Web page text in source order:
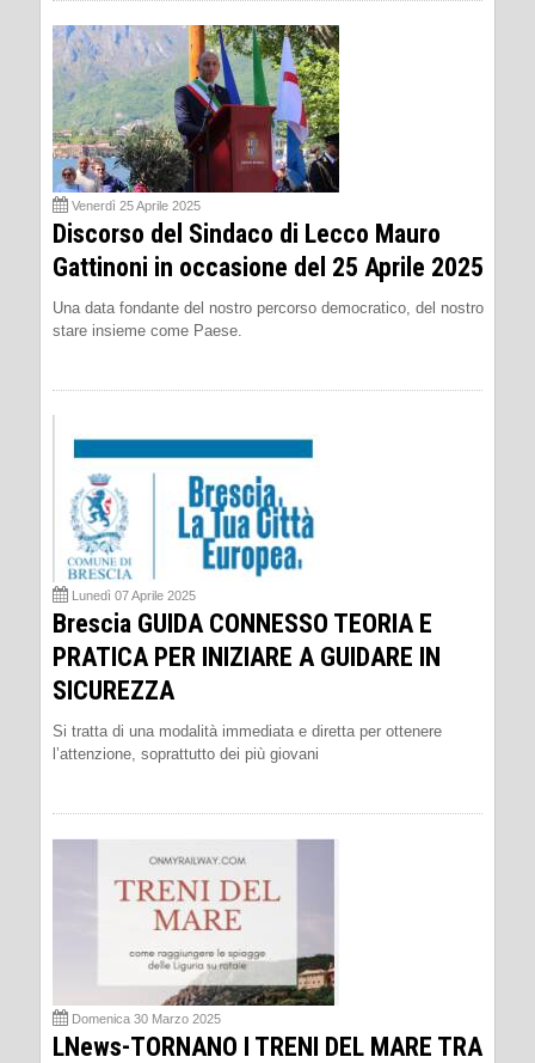
Venerdì 25 Aprile 2025
Discorso del Sindaco di Lecco Mauro
Gattinoni in occasione del 25 Aprile 2025
Una data fondante del nostro percorso democratico, del nostro
stare insieme come Paese.
Lunedì 07 Aprile 2025
Brescia GUIDA CONNESSO TEORIA E
PRATICA PER INIZIARE A GUIDARE IN
SICUREZZA
Si tratta di una modalità immediata e diretta per ottenere
l’attenzione, soprattutto dei più giovani
Domenica 30 Marzo 2025
LNews-TORNANO I TRENI DEL MARE TRA